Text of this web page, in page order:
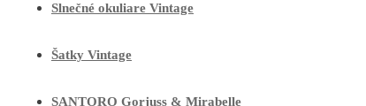
Slnečné okuliare Vintage
Šatky Vintage
SANTORO Gorjuss & Mirabelle